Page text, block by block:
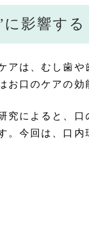
影響する
アは、むし歯や
お口のケアの
究によると、
。今回は、口内